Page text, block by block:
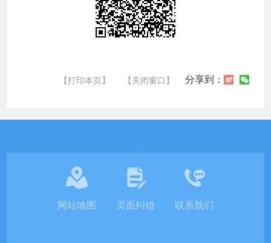
【打印本页】 【关闭窗口】 分享到：
网站地图 页面纠错 联系我们